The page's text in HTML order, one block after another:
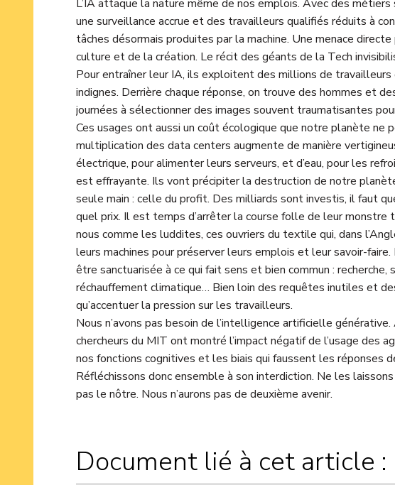
L’IA attaque la nature même de nos emplois. Avec des
une surveillance accrue et des travailleurs qualifiés réduits à
tâches désormais produites par la machine. Une menace
culture et de la création. Le récit des géants de la Tech
Pour entraîner leur IA, ils exploitent des millions de travailleurs
indignes. Derrière chaque réponse, on trouve des hommes et
journées à sélectionner des images souvent traumatisantes
Ces usages ont aussi un coût écologique que notre planète ne
multiplication des data centers augmente de manière
électrique, pour alimenter leurs serveurs, et d’eau, pour les
est effrayante. Ils vont précipiter la destruction de notre
seule main : celle du profit. Des milliards sont investis, il faut
quel prix. Il est temps d’arrêter la course folle de leur monstre
nous comme les luddites, ces ouvriers du textile qui, dans
leurs machines pour préserver leurs emplois et leur savoir-faire.
être sanctuarisée à ce qui fait sens et bien commun :
réchauffement climatique… Bien loin des requêtes inutiles et
qu’accentuer la pression sur les travailleurs.
Nous n’avons pas besoin de l’intelligence artificielle
chercheurs du MIT ont montré l’impact négatif de l’usage des
nos fonctions cognitives et les biais qui faussent les réponses
Réfléchissons donc ensemble à son interdiction. Ne les laissons
pas le nôtre. Nous n’aurons pas de deuxième avenir.
Document lié à cet article :